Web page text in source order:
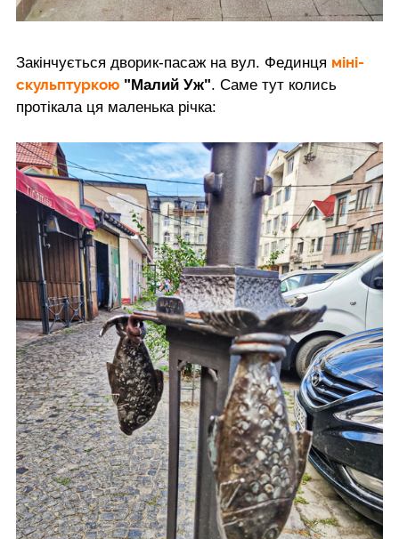
Закінчується дворик-пасаж на вул. Фединця міні-
скульптуркою "Малий Уж". Саме тут колись
протікала ця маленька річка: